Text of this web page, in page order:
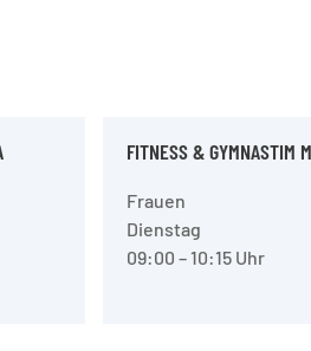
FITNESS & GYMNASTIM
Frauen
Dienstag
09:00 – 10:15 Uhr